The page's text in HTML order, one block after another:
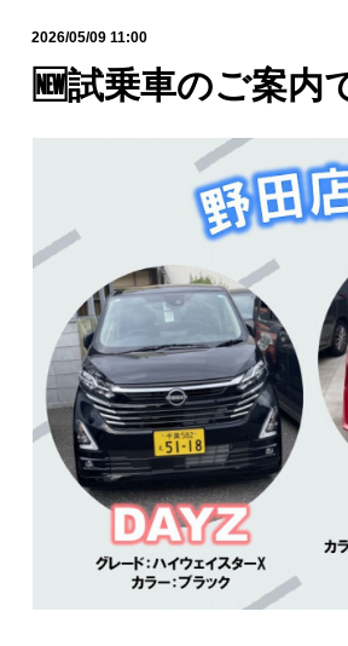
2026/05/09 11:00
🆕試乗車のご案内